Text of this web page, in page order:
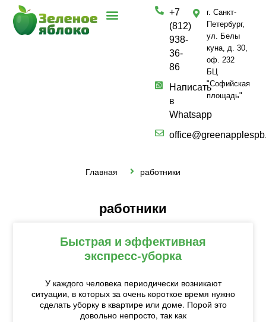
+7
(812)
938-
36-
86
Написать
в
Whatsapp
г. Санкт-
Петербург,
ул. Белы
куна, д. 30,
оф. 232
БЦ
"Софийская
площадь"
Главная работники
работники
Быстрая и эффективная
экспресс-уборка
У каждого человека периодически возникают
ситуации, в которых за очень короткое время нужно
сделать уборку в квартире или доме. Порой это
довольно непросто, так как